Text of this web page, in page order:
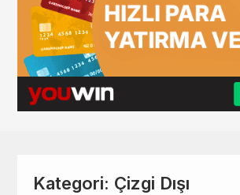
Kategori: Çizgi Dışı